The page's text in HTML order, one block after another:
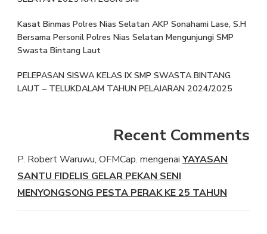
Kasat Binmas Polres Nias Selatan AKP Sonahami Lase, S.H
Bersama Personil Polres Nias Selatan Mengunjungi SMP
Swasta Bintang Laut
PELEPASAN SISWA KELAS IX SMP SWASTA BINTANG
LAUT – TELUKDALAM TAHUN PELAJARAN 2024/2025
Recent Comments
P. Robert Waruwu, OFMCap. mengenai YAYASAN
SANTU FIDELIS GELAR PEKAN SENI
MENYONGSONG PESTA PERAK KE 25 TAHUN